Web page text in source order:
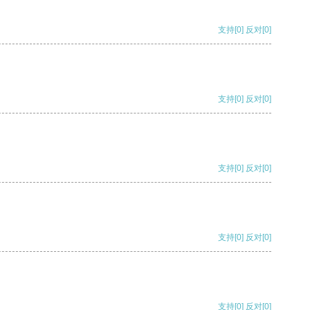
支持[0] 反对[0]
支持[0] 反对[0]
支持[0] 反对[0]
支持[0] 反对[0]
支持[0] 反对[0]